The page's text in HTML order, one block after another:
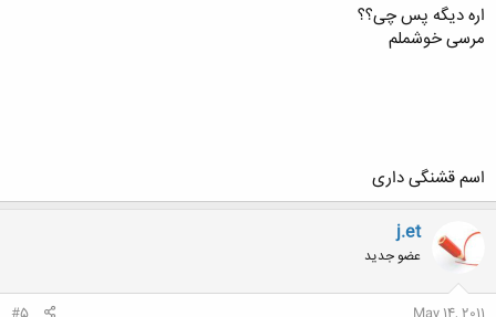
اره دیگه پس چی؟؟
مرسی خوشملم
اسم قشنگی داری
j.et
عضو جدید